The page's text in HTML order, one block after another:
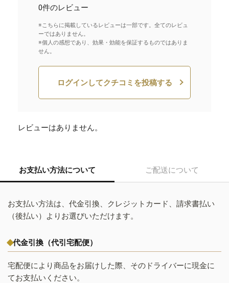
0件のレビュー
※こちらに掲載しているレビューは一部です。全てのレビュ
ーではありません。
※個人の感想であり、効果・効能を保証するものではありま
せん。
ログインしてクチコミを投稿する
レビューはありません。
お支払い方法について ご配送について
お支払い方法は、代金引換、クレジットカード、請求書払い
（後払い）よりお選びいただけます。
代金引換（代引宅配便）
宅配便により商品をお届けした際、そのドライバーに現金に
てお支払いください。